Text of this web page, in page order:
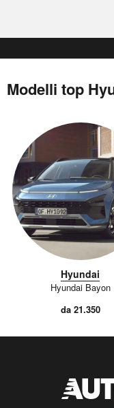
Modelli top
Hyundai
Hyundai Bayon
da 21.350